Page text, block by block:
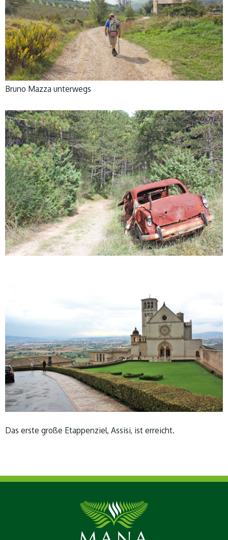
Bruno Mazza unterwegs
Das erste große Etappenziel, Assisi, ist erreicht.